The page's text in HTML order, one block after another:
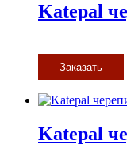
Katepal
Заказать
Katepal